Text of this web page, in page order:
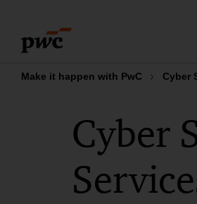
content
footer
Make it happen with PwC Cyber
Cyber